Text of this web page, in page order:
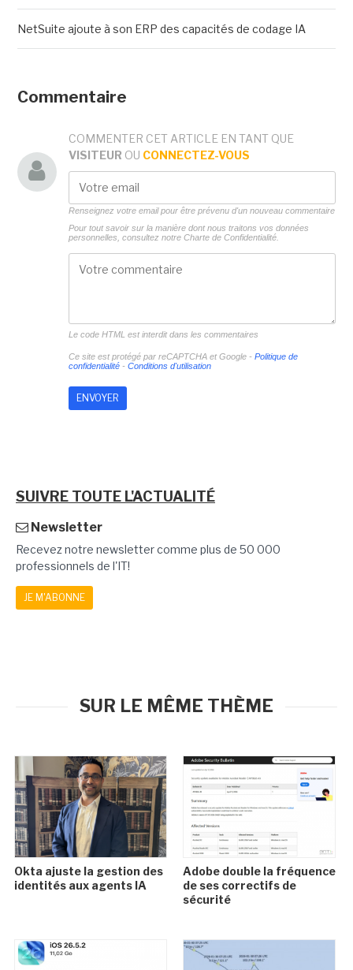
NetSuite ajoute à son ERP des capacités de codage IA
Commentaire
COMMENTER CET ARTICLE EN TANT QUE
VISITEUR OU CONNECTEZ-VOUS
Renseignez votre email pour être prévenu d'un nouveau commentaire
Pour tout savoir sur la manière dont nous traitons vos données
personnelles, consultez notre Charte de Confidentialité.
Le code HTML est interdit dans les commentaires
Ce site est protégé par reCAPTCHA et Google - Politique de
confidentialité- Conditions d'utilisation
SUIVRE TOUTE L'ACTUALITÉ
Newsletter
Recevez notre newsletter comme plus de 50 000
professionnels de l'IT!
JE M'ABONNE
SUR LE MÊME THÈME
Okta ajuste la gestion des
identités aux agents IA
Adobe double la fréquence
de ses correctifs de
sécurité